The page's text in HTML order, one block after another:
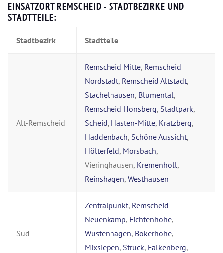
EINSATZORT REMSCHEID - STADTBEZIRKE UND
STADTTEILE:
Stadtbezirk Stadtteile
Alt-Remscheid
Remscheid Mitte, Remscheid
Nordstadt, Remscheid Altstadt,
Stachelhausen, Blumental,
Remscheid Honsberg, Stadtpark,
Scheid, Hasten-Mitte, Kratzberg,
Haddenbach, Schöne Aussicht,
Hölterfeld, Morsbach,
Vieringhausen, Kremenholl,
Reinshagen, Westhausen
Süd
Zentralpunkt, Remscheid
Neuenkamp, Fichtenhöhe,
Wüstenhagen, Bökerhöhe,
Mixsiepen, Struck, Falkenberg,